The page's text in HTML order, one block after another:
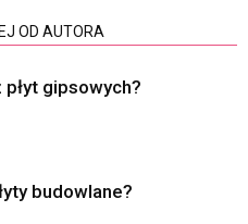
OD AUTORA
gipsowych?
budowlane?